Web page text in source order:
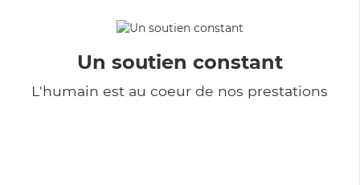
Un soutien constant
L'humain est au coeur de nos prestations